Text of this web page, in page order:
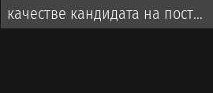
качестве кандидата на пост